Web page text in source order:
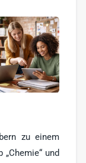
zu einem
und